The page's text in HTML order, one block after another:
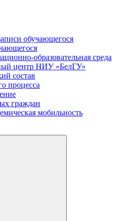
обучающегося
образовательная среда
центр НИУ «БелГУ»
состав
процесса
граждан
мобильность